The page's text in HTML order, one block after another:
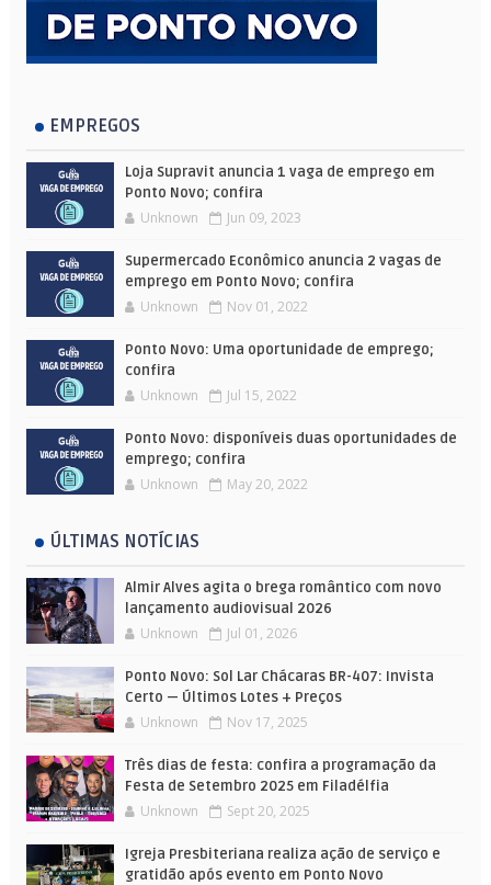
EMPREGOS
Loja Supravit anuncia 1 vaga de emprego em
Ponto Novo; confira
Unknown Jun 09, 2023
Supermercado Econômico anuncia 2 vagas de
emprego em Ponto Novo; confira
Unknown Nov 01, 2022
Ponto Novo: Uma oportunidade de emprego;
confira
Unknown Jul 15, 2022
Ponto Novo: disponíveis duas oportunidades de
emprego; confira
Unknown May 20, 2022
ÚLTIMAS NOTÍCIAS
Almir Alves agita o brega romântico com novo
lançamento audiovisual 2026
Unknown Jul 01, 2026
Ponto Novo: Sol Lar Chácaras BR-407: Invista
Certo — Últimos Lotes + Preços
Unknown Nov 17, 2025
Três dias de festa: confira a programação da
Festa de Setembro 2025 em Filadélfia
Unknown Sept 20, 2025
Igreja Presbiteriana realiza ação de serviço e
gratidão após evento em Ponto Novo